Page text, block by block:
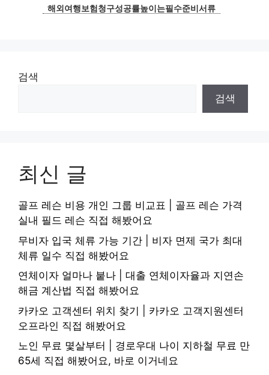
해외여행보험청구성공률높이는필수준비서류
검색
검색
최신 글
골프 레슨 비용 개인 그룹 비교표 | 골프 레슨 가격
실내 필드 레슨 직접 해봤어요
무비자 입국 체류 가능 기간 | 비자 면제 국가 최대
체류 일수 직접 해봤어요
연체이자 얼마나 붙나 | 대출 연체이자율과 지연손
해금 계산법 직접 해봤어요
카카오 고객센터 위치 찾기 | 카카오 고객지원센터
오프라인 직접 해봤어요
노인 무료 몇살부터 | 경로우대 나이 지하철 무료 만
65세 직접 해봤어요, 바로 이거네요